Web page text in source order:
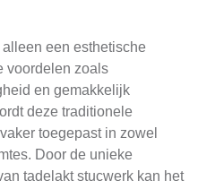
een esthetische
voordelen zoals
en gemakkelijk
deze traditionele
toegepast in zowel
Door de unieke
tadelakt stucwerk kan het